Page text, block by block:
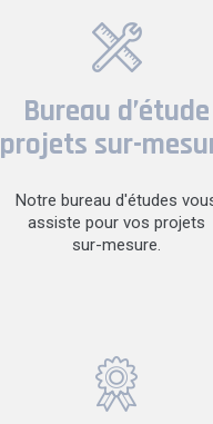
Bureau d’étude
projets sur-
Notre bureau d'études
assiste pour vos projets
sur-mesure.